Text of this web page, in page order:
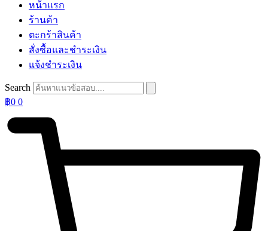
หน้าแรก
ร้านค้า
ตะกร้าสินค้า
สั่งซื้อและชำระเงิน
แจ้งชำระเงิน
Search
฿0 0